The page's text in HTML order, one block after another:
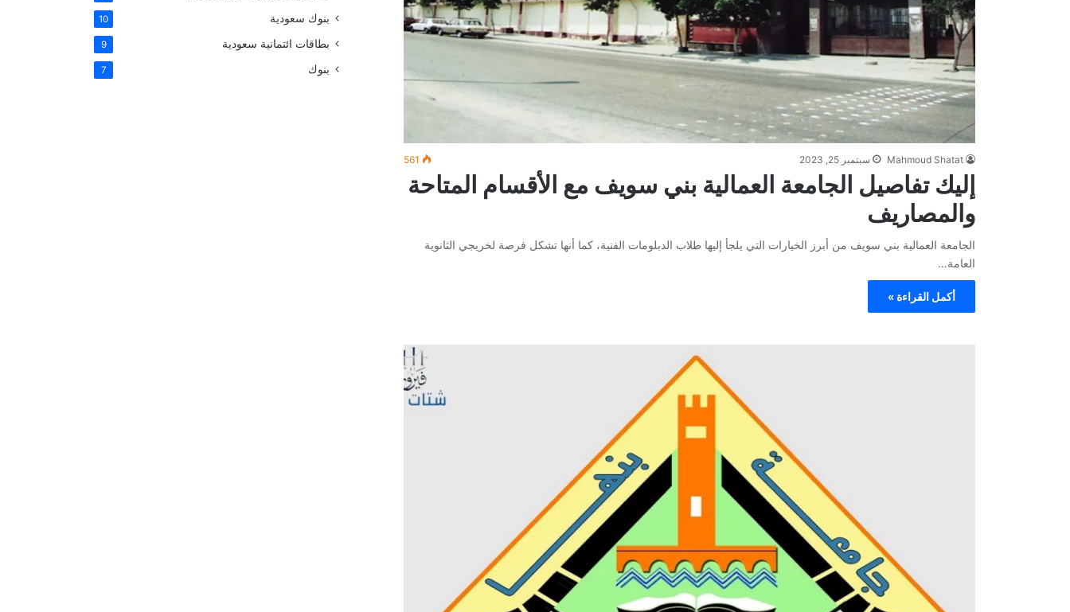
Mahmoud Shatat سبتمبر 25, 2023 561
إليك تفاصيل الجامعة العمالية بني سويف مع الأقسام المتاحة
والمصاريف
الجامعة العمالية بني سويف من أبرز الخيارات التي يلجأ إليها طلاب الدبلومات الفنية، كما أنها تشكل فرصة لخريجي الثانوية
العامة…
أكمل القراءة »
بنوك سعودية 10
بطاقات ائتمانية سعودية 9
بنوك 7